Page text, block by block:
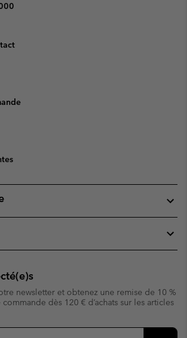
newsletter et obtenez une remise de 10 %
dès 120 € d’achats sur les articles